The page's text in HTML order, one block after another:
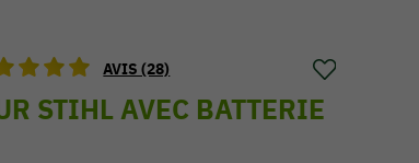
AVIS (28)
STIHL AVEC BATTERIE